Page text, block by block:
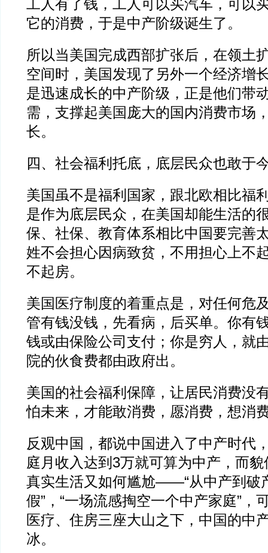
工人有了钱，工人可以买汽车，可以
它的消费，于是中产阶级诞生了。
所以当美国完成西部扩张后，在领土
空间时，美国发现了另外一个经济
是迅速成长的中产阶级，正是他们带
需，支撑起美国庞大的国内消费市场
长。
四、社会福利托底，底层民众也敢于
美国虽不是福利国家，跟北欧相比福
是作为底层民众，在美国却能生活的
保、社保、教育体系相比中国要完善
姓不会担心因病致贫，不用担心上不
不起房。
美国医疗制度的着重点是，对任何危
管有钱没钱，先看病，后买单。你有
钱或由保险公司支付；你是穷人，就
院的伙食费都由政府出。
美国的社会福利保障，让居民消费没
怕未来，才能敢消费，愿消费，想消
反观中国，都说中国进入了中产时代
庭月收入达到3万就可算为中产，而
真实生活又如何尴尬——“从中产到破
假”，“一场流感掏空一个中产家庭”，
医疗、住房三座大山之下，中国的中
冰。